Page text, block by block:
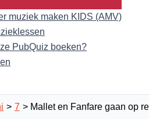
muziek maken KIDS (AMV)
PubQuiz boeken?
7 Mallet en Fanfare gaan op